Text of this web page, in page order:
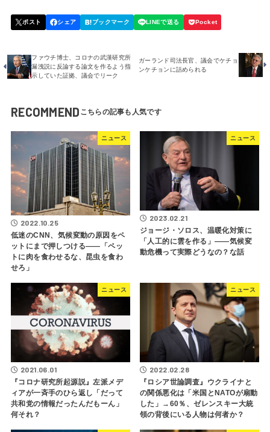
ファウチ博士、コロナの武漢研究所
漏洩説に反論する論文を作るよう指
示していた証拠、議会でリーク
ガーランド司法長官、議会でケチョ
ンケチョンに詰められる
RECOMMEND
ニュース
2022.10.25
低迷のCNN、気候変動の原因をペ
ットにまで押しつける――「ペッ
トに肉を食わせるな、昆虫を食わ
せろ」
ニュース
2023.02.21
ジョージ・ソロス、温暖化対策に
「人工的に雲を作る」――気候変
動危機って実際どうなの？な話
ニュース
2021.06.01
『コロナ研究所起源説』左派メデ
ィアが一斉手のひら返し「だって
共和党の情報だったんだもーん」
何それ？
ニュース
2022.02.28
『ロシア世論調査』ウクライナと
の関係悪化は「米国とNATOが扇動
した」→60％、ゼレンスキー大統
領の背後にいる人物は何者か？